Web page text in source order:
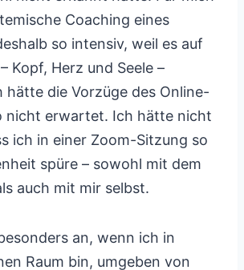
Coaching eines
so intensiv, weil es auf
Kopf, Herz und Seele –
hätte die Vorzüge des Online-
nicht erwartet. Ich hätte nicht
ich in einer Zoom-Sitzung so
spüre – sowohl mit dem
auch mit mir selbst.
an, wenn ich in
Raum bin, umgeben von